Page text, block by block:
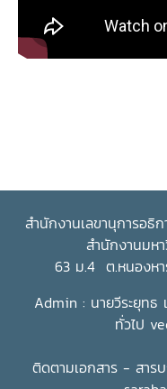
อุทิศตนตลอดเส้นทางกา
ภาคการเกษตร เสริมสร้า
ข่ายความร่วมมือในระดั
สำนักงานเลขานุการอธิ
สำนักงานมห
63 ม.4 ต.หนองหา
Admin : นายวีระยุทธ
ทั่วไป
ติดตามเอกสาร - สา